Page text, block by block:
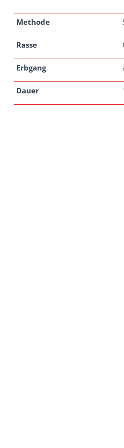
Methode
Rasse
Erbgang
Dauer